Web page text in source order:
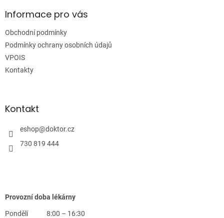
aInformace pro vás
Obchodní podmínky
Podmínky ochrany osobních údajů
VPOIS
Kontakty
Kontakt
eshop@doktor.cz
730 819 444
Provozní doba lékárny
Pondělí
8:00 – 16:30